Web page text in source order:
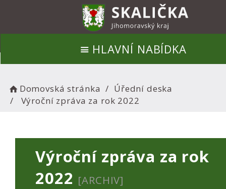
HLAVNÍ NABÍDKA
Domovská stránka
Úřední deska
Výroční zpráva za rok 2022
Výroční zpráva za rok
2022 [ARCHIV]